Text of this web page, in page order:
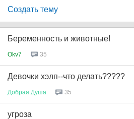
Создать тему
Беременность и животные!
Okv7 35
Девочки хэлп--что делать?????
Добрая Душа 35
угроза